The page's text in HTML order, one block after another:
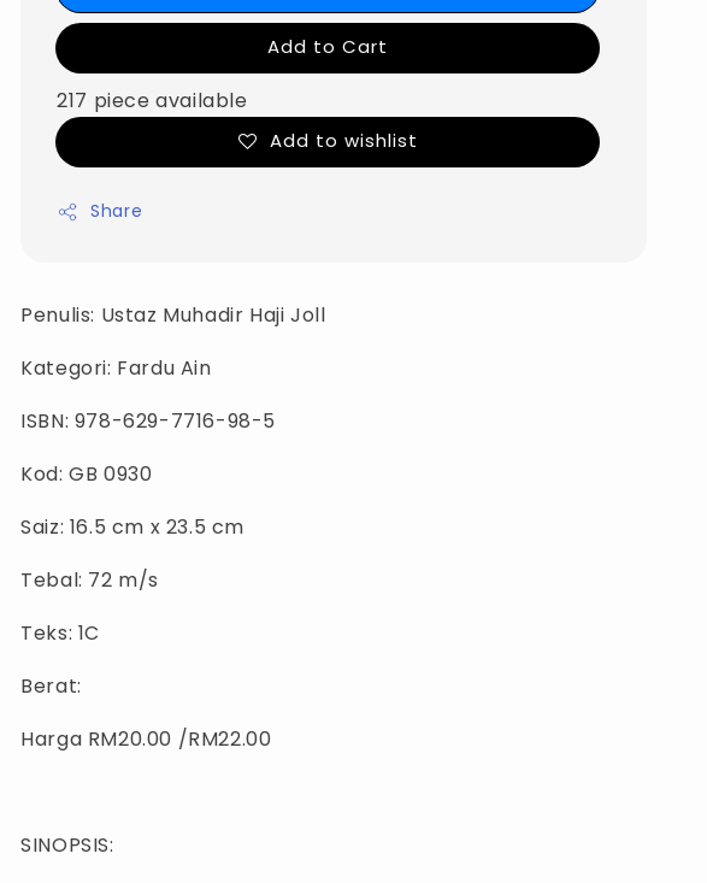
Add to Cart
217 piece available
Add to wishlist
Share
Penulis: Ustaz Muhadir Haji Joll
Kategori: Fardu Ain
ISBN: 978-629-7716-98-5
Kod: GB 0930
Saiz: 16.5 cm x 23.5 cm
Tebal: 72 m/s
Teks: 1C
Berat:
Harga RM20.00 /RM22.00
SINOPSIS: